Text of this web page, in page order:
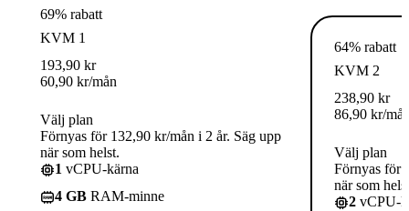
69% rabatt
KVM 1
193,90 kr
60,90 kr/mån
Välj plan
Förnyas för 132,90 kr/mån i 2 år. Säg upp
när som helst.
1 vCPU-kärna
4 GB RAM-minne
64% rabatt
KVM 2
238,90 kr
86,90 kr/
Välj plan
Förnyas för
när som
2 vCPU-